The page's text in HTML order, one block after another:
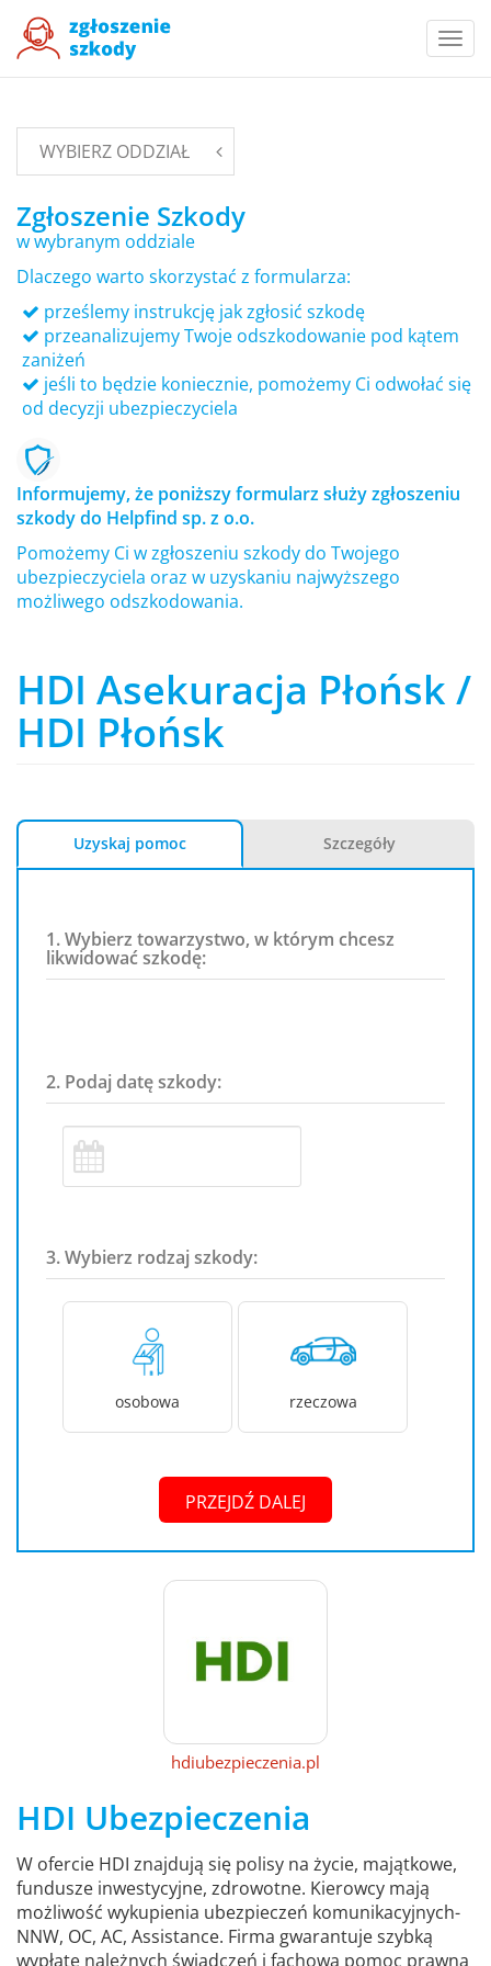
WYBIERZ ODDZIAŁ
Zgłoszenie Szkody
w wybranym oddziale
Dlaczego warto skorzystać z formularza:
prześlemy instrukcję jak zgłosić szkodę
przeanalizujemy Twoje odszkodowanie pod kątem
zaniżeń
jeśli to będzie koniecznie, pomożemy Ci odwołać się
od decyzji ubezpieczyciela
Informujemy, że poniższy formularz służy zgłoszeniu
szkody do Helpfind sp. z o.o.
Pomożemy Ci w zgłoszeniu szkody do Twojego
ubezpieczyciela oraz w uzyskaniu najwyższego
możliwego odszkodowania.
HDI Asekuracja Płońsk /
HDI Płońsk
Uzyskaj pomoc Szczegóły
1. Wybierz towarzystwo, w którym chcesz
likwidować szkodę:
2. Podaj datę szkody:
3. Wybierz rodzaj szkody:
osobowa rzeczowa
PRZEJDŹ DALEJ
hdiubezpieczenia.pl
HDI Ubezpieczenia
W ofercie HDI znajdują się polisy na życie, majątkowe,
fundusze inwestycyjne, zdrowotne. Kierowcy mają
możliwość wykupienia ubezpieczeń komunikacyjnych-
NNW, OC, AC, Assistance. Firma gwarantuje szybką
wypłatę należnych świadczeń i fachową pomoc prawną